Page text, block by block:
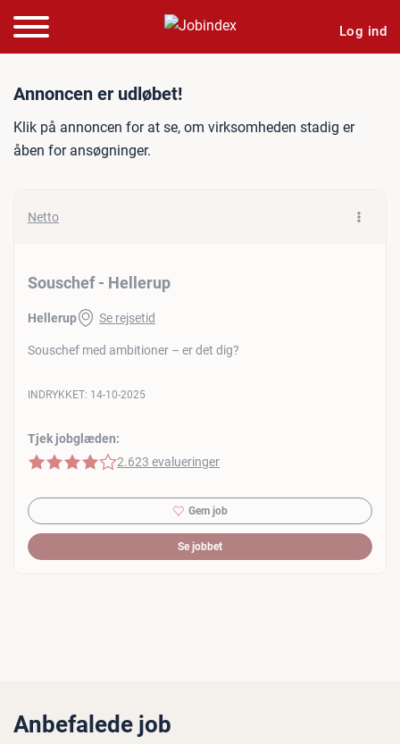
Log ind
Jobannonce: Souschef -
Annoncen er udløbet!
Klik på annoncen for at se, om virksomheden stadig er
åben for ansøgninger.
Netto
Souschef - Hellerup
Hellerup Se rejsetid
Souschef med ambitioner – er det dig?
Tjek jobglæden:
4 af 5 stjerner
2.623 evalueringer
INDRYKKET: 14-10-2025
Gem job
Se jobbet
Anbefalede job